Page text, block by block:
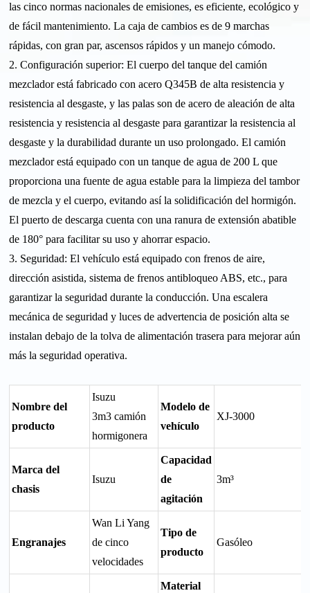
las cinco normas nacionales de emisiones, es eficiente, ecológico y
de fácil mantenimiento. La caja de cambios es de 9 marchas
rápidas, con gran par, ascensos rápidos y un manejo cómodo.
2. Configuración superior: El cuerpo del tanque del camión
mezclador está fabricado con acero Q345B de alta resistencia y
resistencia al desgaste, y las palas son de acero de aleación de alta
resistencia y resistencia al desgaste para garantizar la resistencia al
desgaste y la durabilidad durante un uso prolongado. El camión
mezclador está equipado con un tanque de agua de 200 L que
proporciona una fuente de agua estable para la limpieza del tambor
de mezcla y el cuerpo, evitando así la solidificación del hormigón.
El puerto de descarga cuenta con una ranura de extensión abatible
de 180° para facilitar su uso y ahorrar espacio.
3. Seguridad: El vehículo está equipado con frenos de aire,
dirección asistida, sistema de frenos antibloqueo ABS, etc., para
garantizar la seguridad durante la conducción. Una escalera
mecánica de seguridad y luces de advertencia de posición alta se
instalan debajo de la tolva de alimentación trasera para mejorar aún
más la seguridad operativa.
Nombre del
producto
Isuzu
3m3 camión
hormigonera
Modelo de
vehículo
XJ-3000
Marca del
chasis
Isuzu
Capacidad
de
agitación
3m³
Engranajes
Wan Li Yang
de cinco
velocidades
Tipo de
producto
Gasóleo
Material